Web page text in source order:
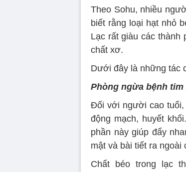
Theo Sohu, nhiều
biết rằng loại hạt nhỏ
Lạc rất giàu các thành
chất xơ.
Dưới đây là những tác
Phòng ngừa bệnh tim
Đối với người cao
động mạch, huyết
phần này giúp đẩy
mật và bài tiết ra
Chất béo trong lạc